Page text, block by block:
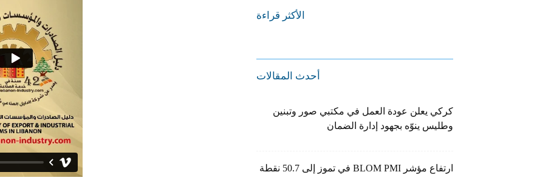
الأكثر قراءة
أحدث المقالات
كركي يعلن عودة العمل في مكتبي صور وتبنين
وطليس ينوّه بجهود إدارة الضمان
ارتفاع مؤشر BLOM PMI في تموز إلى 50.7 نقطة